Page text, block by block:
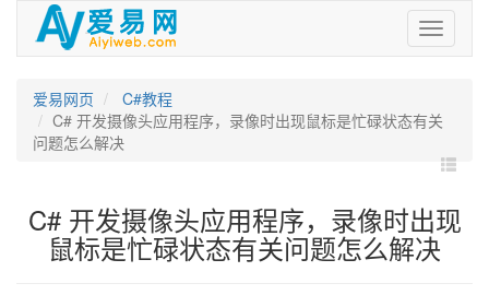
爱
易
爱易网页
C#教程
C# 开发摄像头应用程序，录像时出现鼠标是忙碌状态有关
问题怎么解决
C# 开发摄像头应用程序，录像时出现
鼠标是忙碌状态有关问题怎么解决